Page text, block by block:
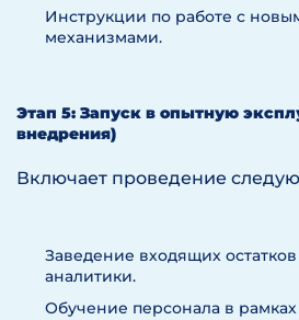
Инструкции по работе с
механизмами.
Этап 5: Запуск в опытную
внедрения)
Включает проведение
Заведение входящих
аналитики.
Обучение персонала в